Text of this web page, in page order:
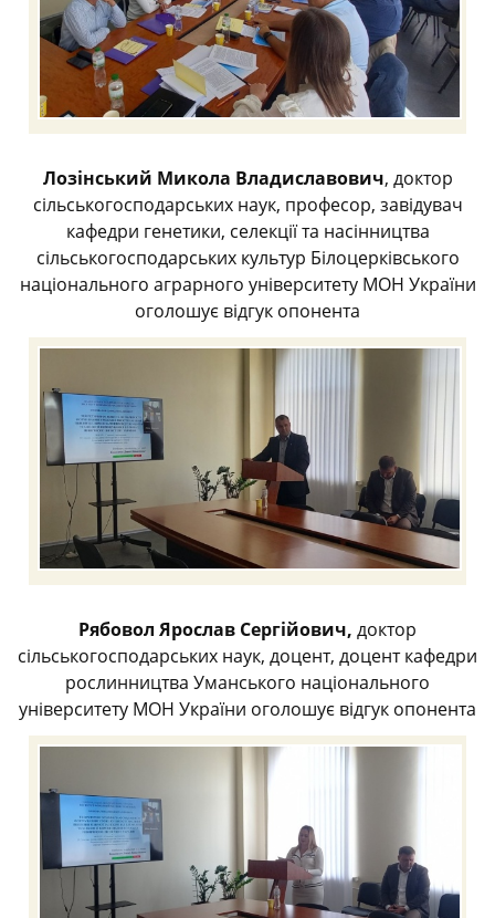
Лозінський Микола Владиславович, доктор
сільськогосподарських наук, професор, завідувач
кафедри генетики, селекції та насінництва
сільськогосподарських культур Білоцерківського
національного аграрного університету МОН України
оголошує відгук опонента
Рябовол Ярослав Сергійович, доктор
сільськогосподарських наук, доцент, доцент кафедри
рослинництва Уманського національного
університету МОН України оголошує відгук опонента